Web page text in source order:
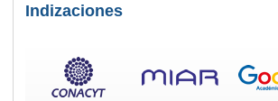
Indizaciones